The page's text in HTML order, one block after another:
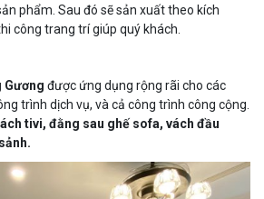
phẩm. Sau đó sẽ sản xuất theo kích
công trang trí giúp quý khách.
Gương được ứng dụng rộng rãi cho các
trình dịch vụ, và cả công trình công cộng.
tivi, đằng sau ghế sofa, vách đầu